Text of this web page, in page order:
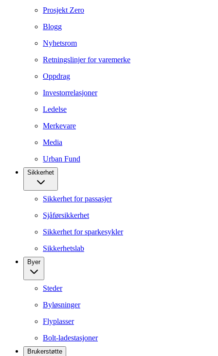
Prosjekt Zero
Blogg
Nyhetsrom
Retningslinjer for varemerke
Oppdrag
Investorrelasjoner
Ledelse
Merkevare
Media
Urban Fund
Sikkerhet
Sikkerhet for passasjer
Sjåførsikkerhet
Sikkerhet for sparkesykler
Sikkerhetslab
Byer
Steder
Byløsninger
Flyplasser
Bolt-ladestasjoner
Brukerstøtte